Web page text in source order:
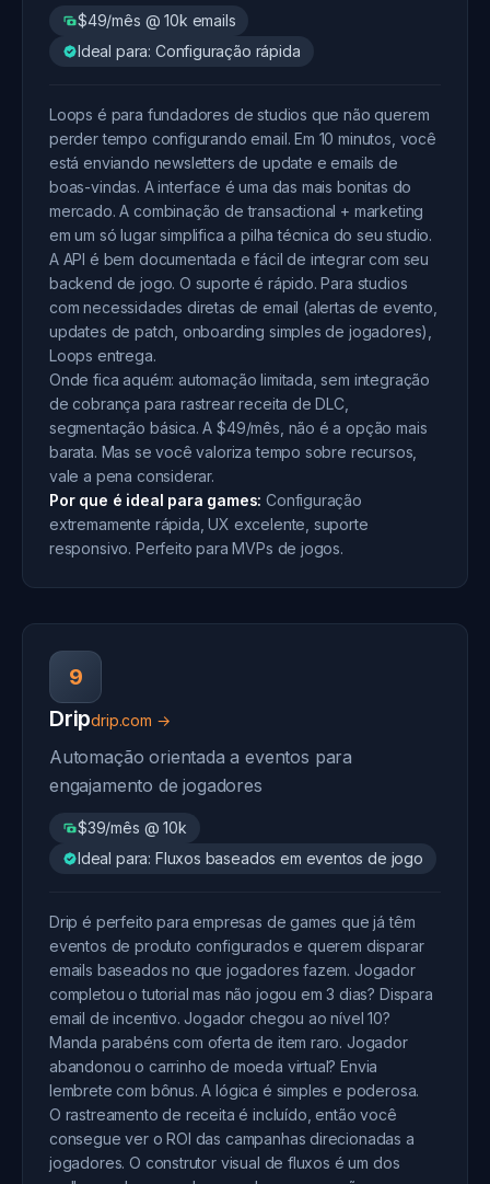
$49/mês @ 10k emails
Ideal para: Configuração rápida
Loops é para fundadores de studios que não querem
perder tempo configurando email. Em 10 minutos, você
está enviando newsletters de update e emails de
boas-vindas. A interface é uma das mais bonitas do
mercado. A combinação de transactional + marketing
em um só lugar simplifica a pilha técnica do seu studio.
A API é bem documentada e fácil de integrar com seu
backend de jogo. O suporte é rápido. Para studios
com necessidades diretas de email (alertas de evento,
updates de patch, onboarding simples de jogadores),
Loops entrega.
Onde fica aquém: automação limitada, sem integração
de cobrança para rastrear receita de DLC,
segmentação básica. A $49/mês, não é a opção mais
barata. Mas se você valoriza tempo sobre recursos,
vale a pena considerar.
Por que é ideal para games: Configuração
extremamente rápida, UX excelente, suporte
responsivo. Perfeito para MVPs de jogos.
9
Dripdrip.com →
Automação orientada a eventos para
engajamento de jogadores
$39/mês @ 10k
Ideal para: Fluxos baseados em eventos de jogo
Drip é perfeito para empresas de games que já têm
eventos de produto configurados e querem disparar
emails baseados no que jogadores fazem. Jogador
completou o tutorial mas não jogou em 3 dias? Dispara
email de incentivo. Jogador chegou ao nível 10?
Manda parabéns com oferta de item raro. Jogador
abandonou o carrinho de moeda virtual? Envia
lembrete com bônus. A lógica é simples e poderosa.
O rastreamento de receita é incluído, então você
consegue ver o ROI das campanhas direcionadas a
jogadores. O construtor visual de fluxos é um dos